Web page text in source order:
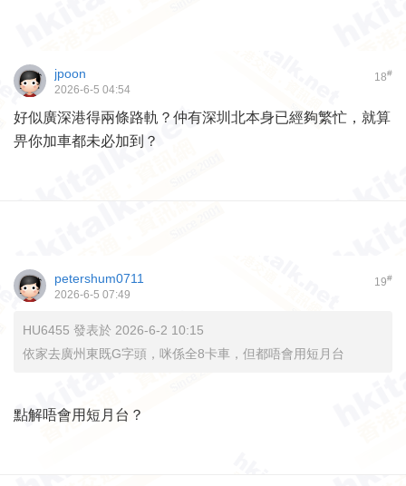
18#
jpoon
2026-6-5 04:54
好似廣深港得兩條路軌？仲有深圳北本身已經夠繁忙，就算
畀你加車都未必加到？
19#
petershum0711
2026-6-5 07:49
HU6455 發表於 2026-6-2 10:15
依家去廣州東既G字頭，咪係全8卡車，但都唔會用短月台
點解唔會用短月台？